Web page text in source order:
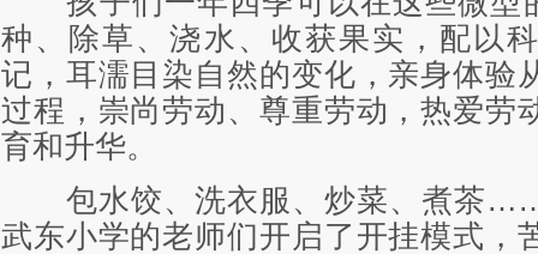
种、除草、浇水、收获果实，配以
记，耳濡目染自然的变化，亲身体验
过程，崇尚劳动、尊重劳动，热爱劳
育和升华。
包水饺、洗衣服、炒菜、煮茶……
武东小学的老师们开启了开挂模式，